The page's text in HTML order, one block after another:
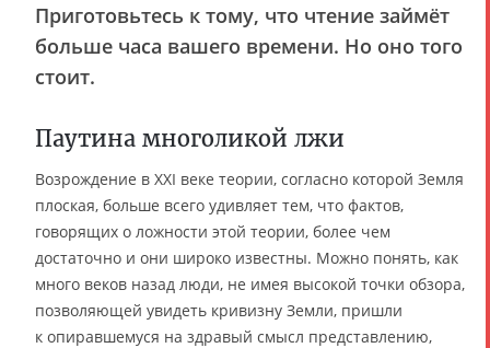
Приготовьтесь к тому, что чтение займёт
больше часа вашего времени. Но оно того
стоит.
Паутина многоликой лжи
Возрождение в XXI веке теории, согласно которой Земля
плоская, больше всего удивляет тем, что фактов,
говорящих о ложности этой теории, более чем
достаточно и они широко известны. Можно понять, как
много веков назад люди, не имея высокой точки обзора,
позволяющей увидеть кривизну Земли, пришли
к опиравшемуся на здравый смысл представлению,